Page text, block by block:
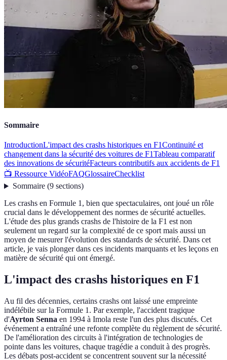
Sommaire
IntroductionL'impact des crashs historiques en F1Continuité et
changement dans la sécurité des voitures de F1Tableau comparatif
des innovations de sécuritéFacteurs contributifs aux accidents de F1
📺 Ressource VidéoFAQGlossaireChecklist
Sommaire(9 sections)
Les crashs en Formule 1, bien que spectaculaires, ont joué un rôle
crucial dans le développement des normes de sécurité actuelles.
L'étude des plus grands crashs de l'histoire de la F1 est non
seulement un regard sur la complexité de ce sport mais aussi un
moyen de mesurer l'évolution des standards de sécurité. Dans cet
article, je vais plonger dans ces incidents marquants et les leçons en
matière de sécurité qui ont émergé.
L'impact des crashs historiques en F1
Au fil des décennies, certains crashs ont laissé une empreinte
indélébile sur la Formule 1. Par exemple, l'accident tragique
d'Ayrton Senna en 1994 à Imola reste l'un des plus discutés. Cet
événement a entraîné une refonte complète du règlement de sécurité.
De l'amélioration des circuits à l'intégration de technologies de
pointe dans les voitures, chaque tragédie a conduit à des progrès.
Les débats post-accident se concentrent souvent sur la nécessité